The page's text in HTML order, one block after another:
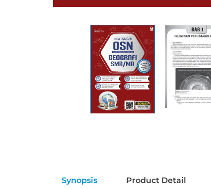
Synopsis Product Detail